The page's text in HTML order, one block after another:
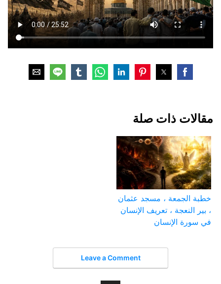
مقالات ذات صلة
خطبة الجمعة ، مسجد عثمان
، بير النعجة ، تعريف الإنسان
في سورة الإنسان
Leave a Comment